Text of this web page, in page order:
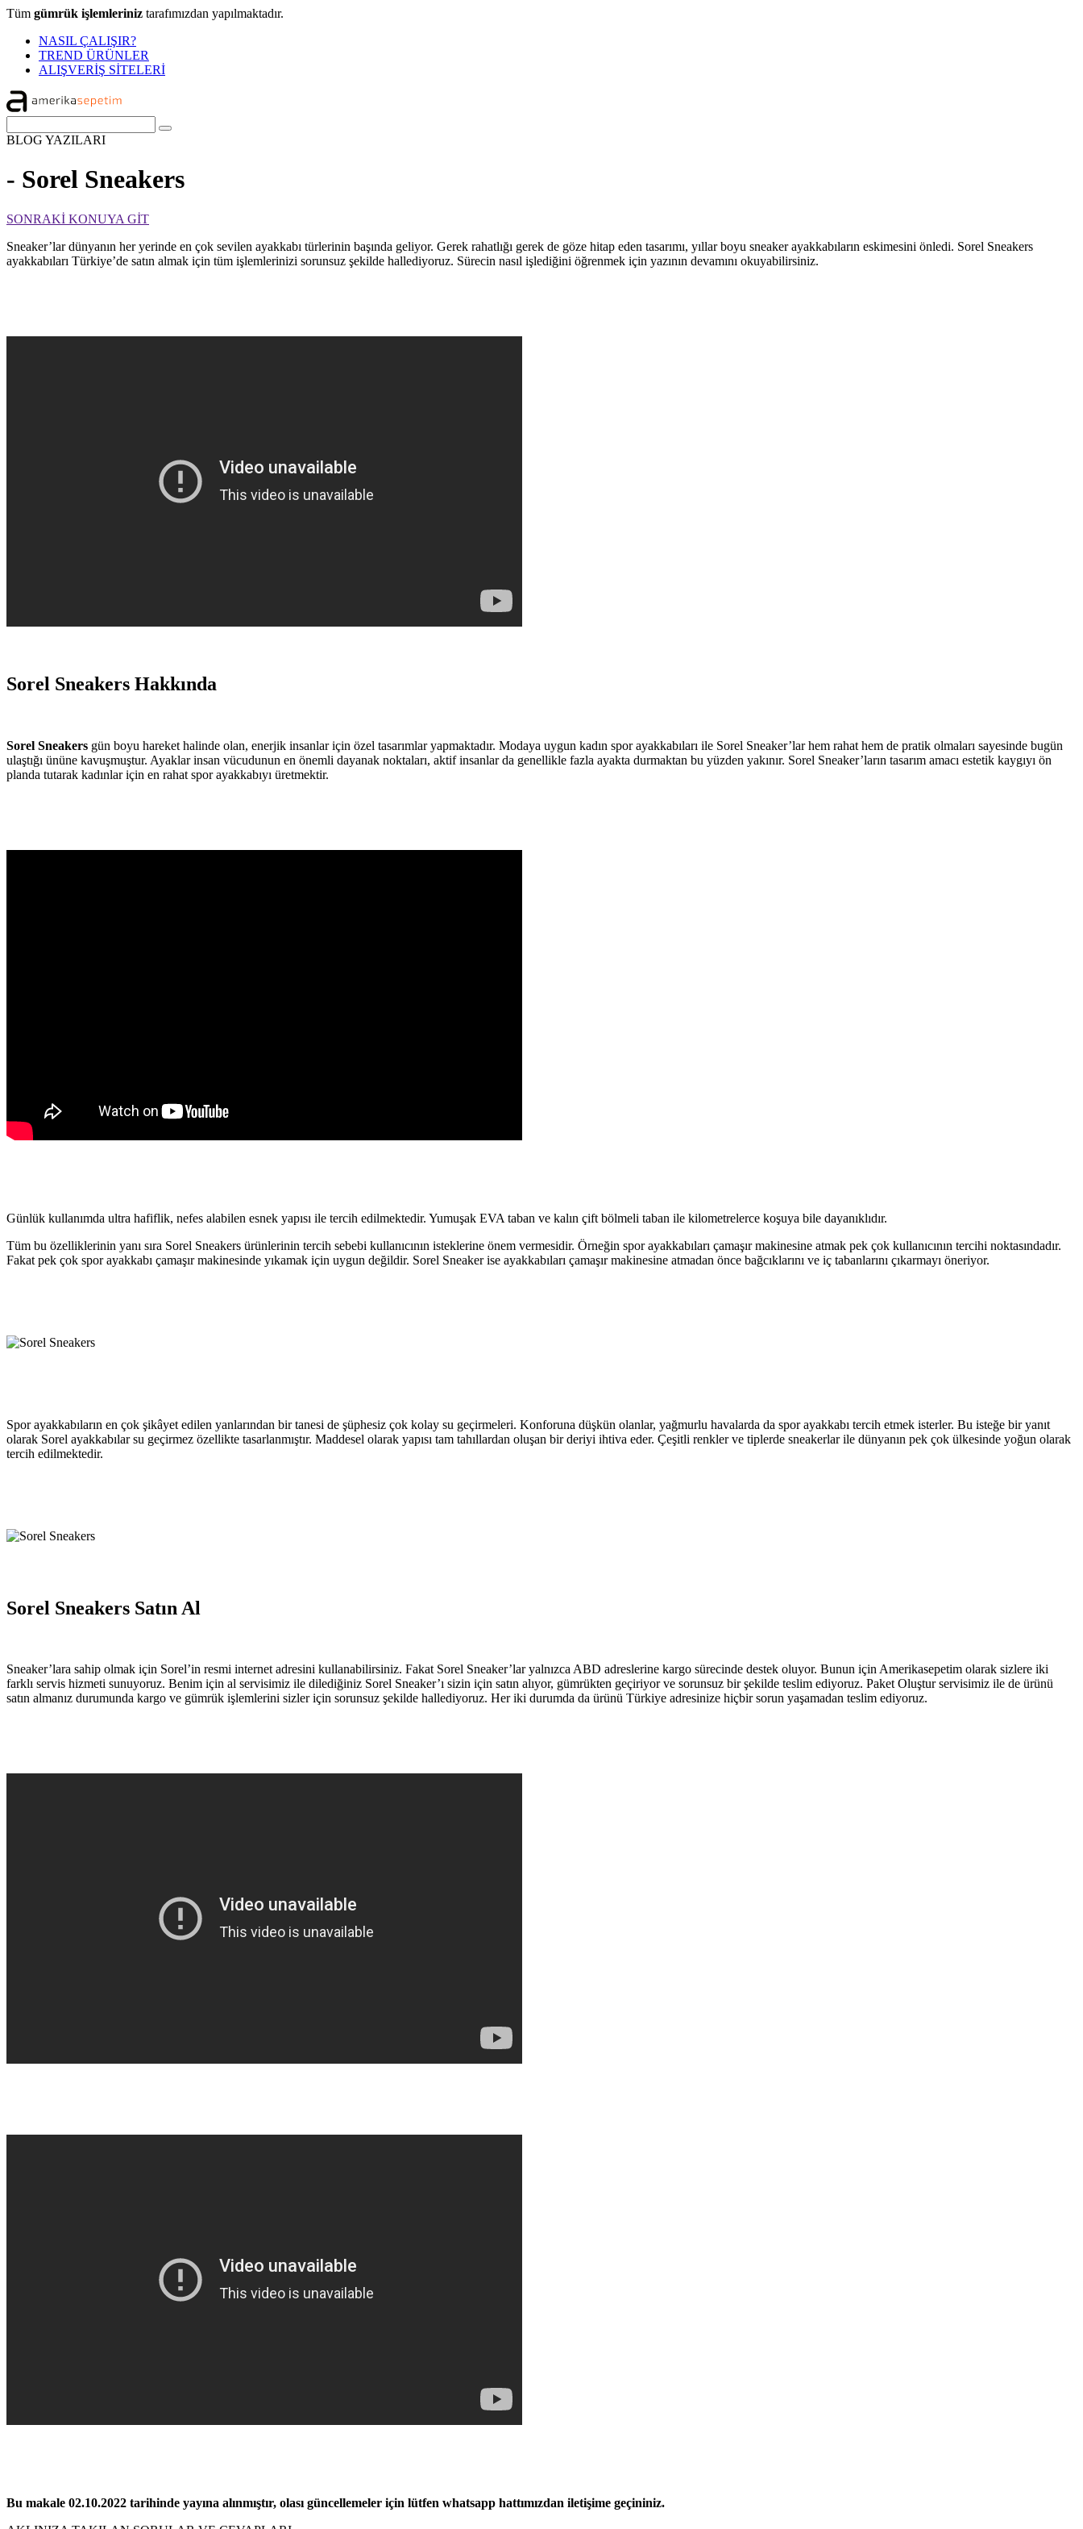
Tüm gümrük işlemleriniz tarafımızdan yapılmaktadır.
NASIL ÇALIŞIR?
TREND ÜRÜNLER
ALIŞVERİŞ SİTELERİ
BLOG YAZILARI
- Sorel Sneakers
SONRAKİ KONUYA GİT
Sneaker’lar dünyanın her yerinde en çok sevilen ayakkabı türlerinin başında geliyor. Gerek rahatlığı gerek de göze hitap eden tasarımı, yıllar boyu sneaker ayakkabıların eskimesini önledi. Sorel Sneakers
ayakkabıları Türkiye’de satın almak için tüm işlemlerinizi sorunsuz şekilde hallediyoruz. Sürecin nasıl işlediğini öğrenmek için yazının devamını okuyabilirsiniz.
Sorel Sneakers Hakkında
Sorel Sneakers gün boyu hareket halinde olan, enerjik insanlar için özel tasarımlar yapmaktadır. Modaya uygun kadın spor ayakkabıları ile Sorel Sneaker’lar hem rahat hem de pratik olmaları sayesinde bugün
ulaştığı ününe kavuşmuştur. Ayaklar insan vücudunun en önemli dayanak noktaları, aktif insanlar da genellikle fazla ayakta durmaktan bu yüzden yakınır. Sorel Sneaker’ların tasarım amacı estetik kaygıyı ön
planda tutarak kadınlar için en rahat spor ayakkabıyı üretmektir.
Günlük kullanımda ultra hafiflik, nefes alabilen esnek yapısı ile tercih edilmektedir. Yumuşak EVA taban ve kalın çift bölmeli taban ile kilometrelerce koşuya bile dayanıklıdır.
Tüm bu özelliklerinin yanı sıra Sorel Sneakers ürünlerinin tercih sebebi kullanıcının isteklerine önem vermesidir. Örneğin spor ayakkabıları çamaşır makinesine atmak pek çok kullanıcının tercihi noktasındadır.
Fakat pek çok spor ayakkabı çamaşır makinesinde yıkamak için uygun değildir. Sorel Sneaker ise ayakkabıları çamaşır makinesine atmadan önce bağcıklarını ve iç tabanlarını çıkarmayı öneriyor.
Spor ayakkabıların en çok şikâyet edilen yanlarından bir tanesi de şüphesiz çok kolay su geçirmeleri. Konforuna düşkün olanlar, yağmurlu havalarda da spor ayakkabı tercih etmek isterler. Bu isteğe bir yanıt
olarak Sorel ayakkabılar su geçirmez özellikte tasarlanmıştır. Maddesel olarak yapısı tam tahıllardan oluşan bir deriyi ihtiva eder. Çeşitli renkler ve tiplerde sneakerlar ile dünyanın pek çok ülkesinde yoğun olarak
tercih edilmektedir.
Sorel Sneakers Satın Al
Sneaker’lara sahip olmak için Sorel’in resmi internet adresini kullanabilirsiniz. Fakat Sorel Sneaker’lar yalnızca ABD adreslerine kargo sürecinde destek oluyor. Bunun için Amerikasepetim olarak sizlere iki
farklı servis hizmeti sunuyoruz. Benim için al servisimiz ile dilediğiniz Sorel Sneaker’ı sizin için satın alıyor, gümrükten geçiriyor ve sorunsuz bir şekilde teslim ediyoruz. Paket Oluştur servisimiz ile de ürünü
satın almanız durumunda kargo ve gümrük işlemlerini sizler için sorunsuz şekilde hallediyoruz. Her iki durumda da ürünü Türkiye adresinize hiçbir sorun yaşamadan teslim ediyoruz.
Bu makale 02.10.2022 tarihinde yayına alınmıştır, olası güncellemeler için lütfen whatsapp hattımızdan iletişime geçininiz.